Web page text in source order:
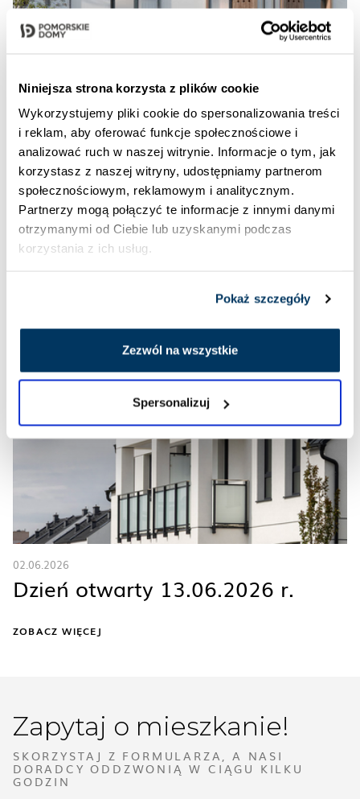
Niniejsza strona korzysta z plików cookie
Wykorzystujemy pliki cookie do spersonalizowania treści
i reklam, aby oferować funkcje społecznościowe i
analizować ruch w naszej witrynie. Informacje o tym, jak
korzystasz z naszej witryny, udostępniamy partnerom
społecznościowym, reklamowym i analitycznym.
Partnerzy mogą połączyć te informacje z innymi danymi
otrzymanymi od Ciebie lub uzyskanymi podczas
korzystania z ich usług.
Pokaż szczegóły
Zezwól na wszystkie
Spersonalizuj
03.07.2026
Połowa domów w inwestycji
Domy u Źródła Marii już
sprzedana. Pierwsi mieszkańcy
odbiorą klucze w tym roku.
02.06.2026
Dzień otwarty 13.06.2026 r.
ZOBACZ WIĘCEJ
Zapytaj o mieszkanie!
SKORZYSTAJ Z FORMULARZA, A NASI
DORADCY ODDZWONIĄ W CIĄGU KILKU
GODZIN